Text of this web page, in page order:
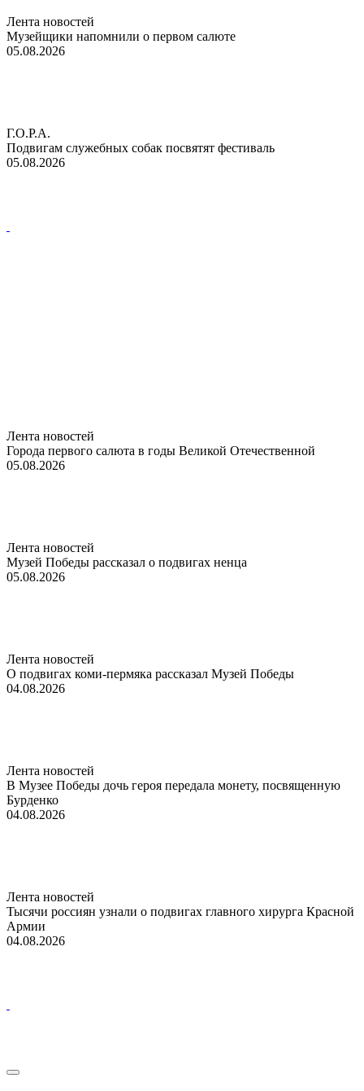
Лента новостей
Музейщики напомнили о первом салюте
05.08.2026
Г.О.Р.А.
Подвигам служебных собак посвятят фестиваль
05.08.2026
Лента новостей
Города первого салюта в годы Великой Отечественной
05.08.2026
Лента новостей
Музей Победы рассказал о подвигах ненца
05.08.2026
Лента новостей
О подвигах коми-пермяка рассказал Музей Победы
04.08.2026
Лента новостей
В Музее Победы дочь героя передала монету, посвященную
Бурденко
04.08.2026
Лента новостей
Тысячи россиян узнали о подвигах главного хирурга Красной
Армии
04.08.2026